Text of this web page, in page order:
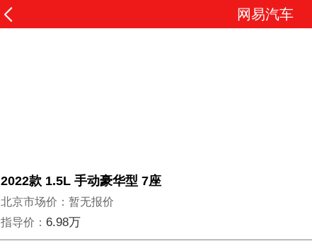
网易汽车
2022款 1.5L 手动豪华型 7座
北京市场价：暂无报价
指导价： 6.98万